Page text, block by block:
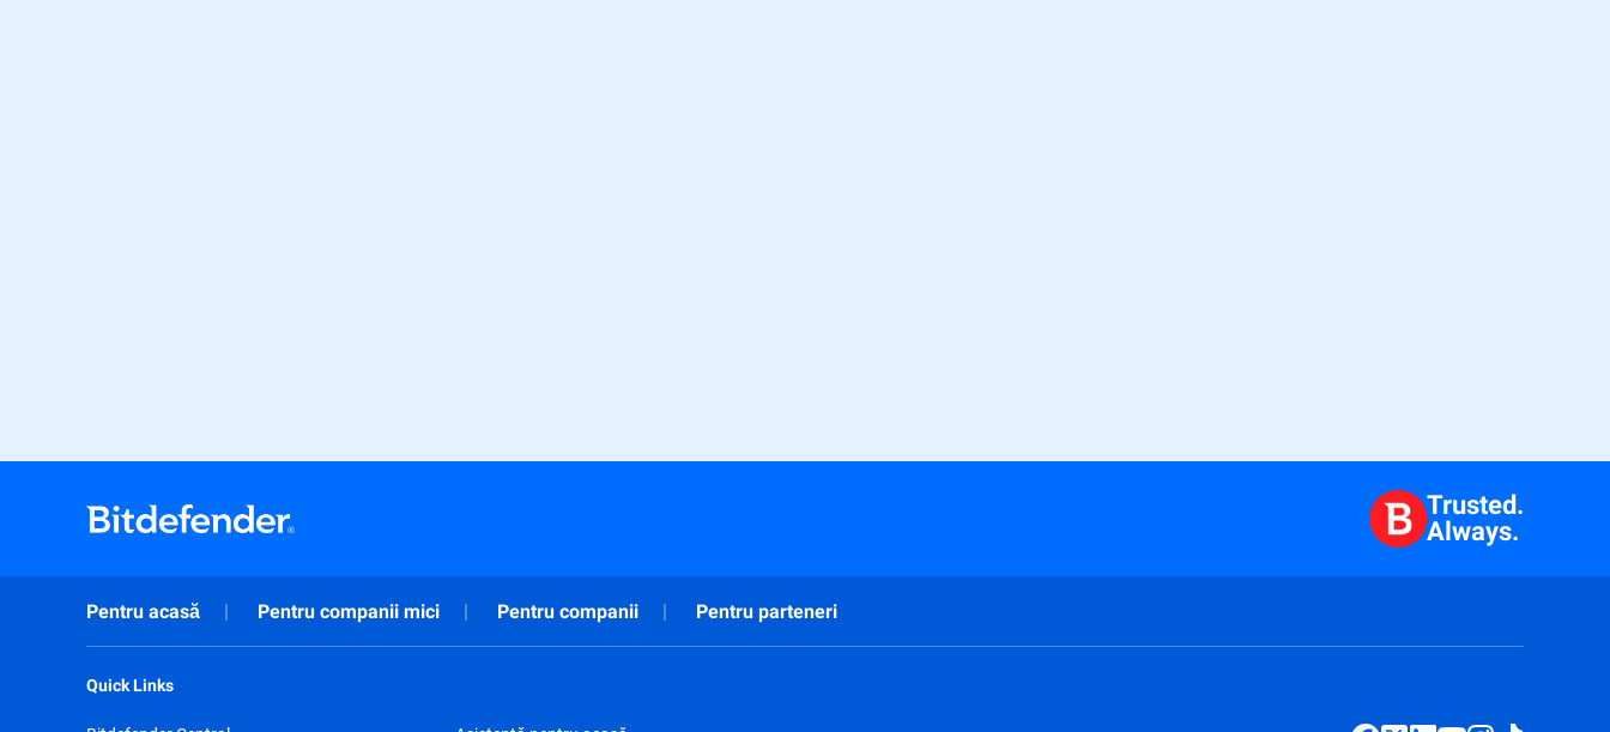
Trusted.
Always.
Pentru acasă Pentru companii mici Pentru companii Pentru parteneri
Quick Links